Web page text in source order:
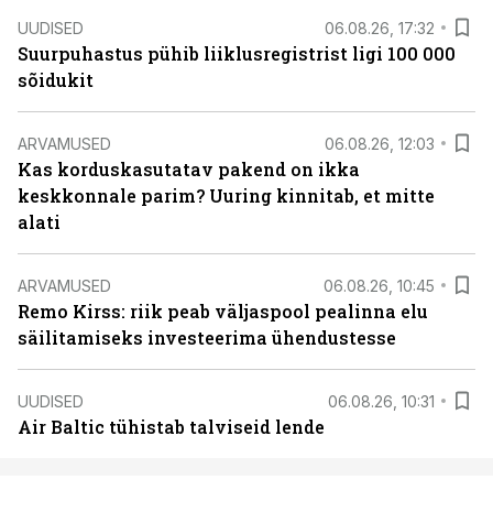
UUDISED 06.08.26, 17:32
Suurpuhastus pühib liiklusregistrist ligi 100 000
sõidukit
ARVAMUSED 06.08.26, 12:03
Kas korduskasutatav pakend on ikka
keskkonnale parim? Uuring kinnitab, et mitte
alati
ARVAMUSED 06.08.26, 10:45
Remo Kirss: riik peab väljaspool pealinna elu
säilitamiseks investeerima ühendustesse
UUDISED 06.08.26, 10:31
Air Baltic tühistab talviseid lende